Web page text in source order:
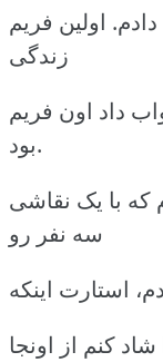
اولین فریم
زندگی
داد اون فریم
بود.
با یک نقاشی
سه نفر رو
استارت اینکه
کنم از اونجا